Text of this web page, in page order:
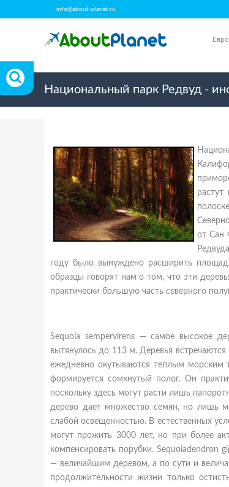
info@about-planet.ru
Национальный парк Редвуд -
растут
от Сан
году было вынуждено расширить
образцы говорят нам о том, что эти
практически большую часть северного
Sequoia sempervirens — самое высокое
вытянулось до 113 м. Деревья
ежедневно окутываются теплым морским
формируется сомкнутый полог. Он
поскольку здесь могут расти лишь
дерево дает множество семян, но лишь
слабой освещенностью. В естественных
могут прожить 3000 лет, но при более
компенсировать порубки. Sequoiadendron
— величайшим деревом, а по сути и
продолжительности жизни только